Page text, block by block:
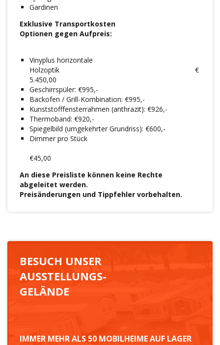
Gardinen
Exklusive Transportkosten
Optionen gegen Aufpreis:
Vinyplus horizontale
Holzoptik €
5.450,00
Geschirrspüler: €995,-
Backofen / Grill-Kombination: €995,-
Kunststofffensterrahmen (anthrazit): €926,-
Thermoband: €920,-
Spiegelbild (umgekehrter Grundriss): €600,-
Dimmer pro Stück
€45,00
An diese Preisliste können keine Rechte
abgeleitet werden.
Preisänderungen und Tippfehler vorbehalten.
BESUCH UNSER
AUSSTELLUNGS-
GELÄNDE
IMMER MEHR ALS 50 MOBILHEIME AUF LAGER